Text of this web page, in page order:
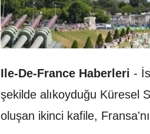
Ile-De-France Haberleri -
şekilde alıkoyduğu Küresel
oluşan ikinci kafile,